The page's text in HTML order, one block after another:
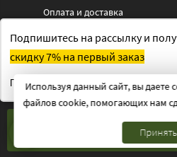
Подпишитесь на рассылку и
скидку 7% на первый заказ
Получить скидку
КУПИТЬ
Используя данный сайт, вы даете
файлов cookie, помогающих нам
Принять
Оплата и доставка
Отзывы
Политика
конфиденциальности
Публичная оферта